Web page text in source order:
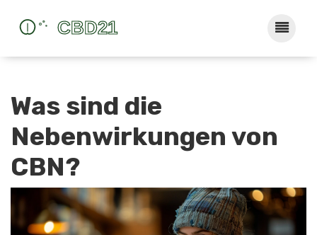
Was sind die
Nebenwirkungen von
CBN?